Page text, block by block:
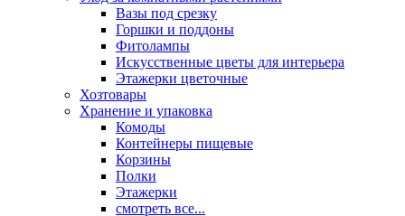
Вазы под срезку
Горшки и поддоны
Фитолампы
Искусственные цветы для интерьера
Этажерки цветочные
Хозтовары
Хранение и упаковка
Комоды
Контейнеры пищевые
Корзины
Полки
Этажерки
смотреть все...